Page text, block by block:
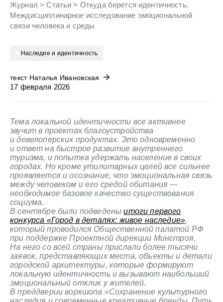
Журнал >Статьи > Откуда берется идентичность.
Междисциплинарное исследование эмоциональной
связи человека и среды
наследие и идентичность
17 февраля 2026
текст Наталья Ивановская
Тема локальной идентичности все активнее
звучит в проектах благоустройства
и девелоперских продуктах. Это одновременно
и ответ на быстрое развитие внутреннего
туризма, и попытка удержать население в своих
городах. Но кроме утилитарных целей все сильнее
проявляется и осознание, что эмоциональная связь
между человеком и его средой обитания —
необходимое базовое качество существования
социума.
В сентябре были подведеныитоги первого
конкурса «Город в деталях: живое наследие»,
который проводился Общественной палатой РФ
при поддержке Проектной дирекции Минстроя.
На него со всей страны прислали более тысячи
заявок, представляющих места, объекты и детали
городской архитектуры, которые формируют
локальную идентичность и вызывают наибольший
эмоциональный отклик у жителей.
В преддверии воркшопа «Сохранение культурного